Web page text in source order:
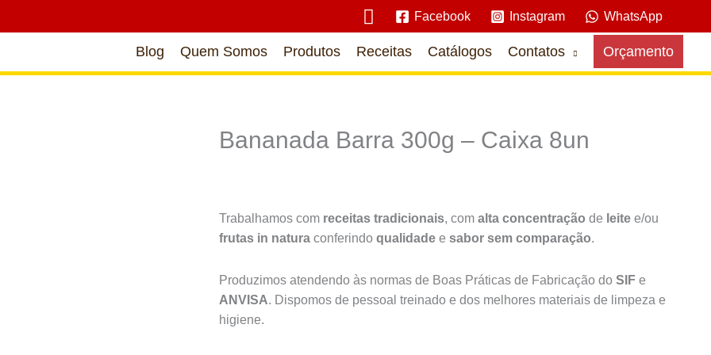
Pesquisar
Facebook Instagram WhatsApp
Blog Quem Somos Produtos Receitas Catálogos Contatos Orçamento
Bananada Barra 300g – Caixa 8un
Trabalhamos com receitas tradicionais, com alta concentração de leite e/ou
frutas in natura conferindo qualidade e sabor sem comparação.
Produzimos atendendo às normas de Boas Práticas de Fabricação do SIF e
ANVISA. Dispomos de pessoal treinado e dos melhores materiais de limpeza e
higiene.